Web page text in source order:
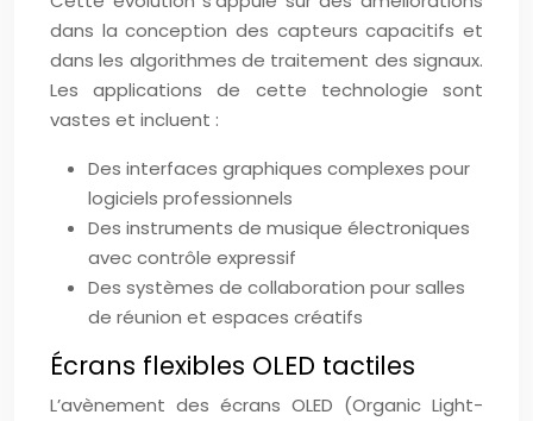
dans la conception des capteurs capacitifs et
dans les algorithmes de traitement des signaux.
Les applications de cette technologie sont
vastes et incluent :
Des interfaces graphiques complexes pour
logiciels professionnels
Des instruments de musique électroniques
avec contrôle expressif
Des systèmes de collaboration pour salles
de réunion et espaces créatifs
Écrans flexibles OLED tactiles
L’avènement des écrans OLED (Organic Light-